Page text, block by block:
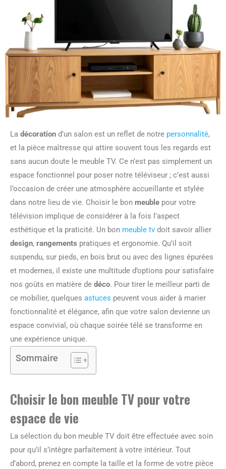
La décoration d’un salon est un reflet de notre personnalité,
et la pièce maîtresse qui attire souvent tous les regards est
sans aucun doute le meuble TV. Ce n’est pas simplement un
espace fonctionnel pour poser notre téléviseur ; c’est aussi
l’occasion de créer une atmosphère accueillante et stylée
dans notre lieu de vie. Choisir le bon meuble pour votre
télévision implique de considérer à la fois l’aspect
esthétique et la praticité. Un bon meuble tv doit savoir allier
design, rangements pratiques et ergonomie. Qu’il soit
suspendu, sur pieds, en bois brut ou avec des lignes épurées
et modernes, il existe une multitude d’options pour satisfaire
nos goûts en matière de déco. Pour tirer le meilleur parti de
ce mobilier, quelques astuces peuvent vous aider à marier
fonctionnalité et élégance, afin que votre salon devienne un
espace convivial, où chaque soirée télé se transforme en
une expérience unique.
Sommaire
Choisir le bon meuble TVpour votre
espace de vie
La sélection du bon meuble TV doit être effectuée avec soin
pour qu’il s’intègre parfaitement à votre intérieur. Tout
d’abord, prenez en compte la taille et la forme de votre pièce